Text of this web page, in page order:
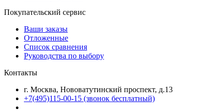
Покупательский сервис
Ваши заказы
Отложенные
Список сравнения
Руководства по выбору
Контакты
г. Москва, Нововатутинский проспект, д.13
+7(495)115-00-15 (звонок бесплатный)